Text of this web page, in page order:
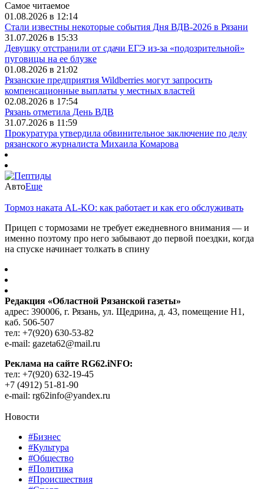
Самое читаемое
01.08.2026 в 12:14
Стали известны некоторые события Дня ВДВ-2026 в Рязани
31.07.2026 в 15:33
Девушку отстранили от сдачи ЕГЭ из-за «подозрительной»
пуговицы на ее блузке
01.08.2026 в 21:02
Рязанские предприятия Wildberries могут запросить
компенсационные выплаты у местных властей
02.08.2026 в 17:54
Рязань отметила День ВДВ
31.07.2026 в 11:59
Прокуратура утвердила обвинительное заключение по делу
рязанского журналиста Михаила Комарова
АвтоЕще
Тормоз наката AL-KO: как работает и как его обслуживать
Прицеп с тормозами не требует ежедневного внимания — и
именно поэтому про него забывают до первой поездки, когда
на спуске начинает толкать в спину
Редакция «Областной Рязанской газеты»
адрес: 390006, г. Рязань, ул. Щедрина, д. 43, помещение Н1,
каб. 506-507
тел: +7(920) 630-53-82
e-mail: gazeta62@mail.ru
Реклама на сайте RG62.iNFO:
тел: +7(920) 632-19-45
+7 (4912) 51-81-90
e-mail: rg62info@yandex.ru
Новости
#Бизнес
#Культура
#Общество
#Политика
#Происшествия